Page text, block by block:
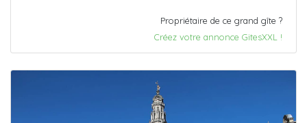
Propriétaire de ce grand gîte ?
Créez votre annonce GitesXXL !